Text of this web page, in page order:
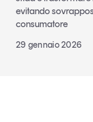
evitando
consumatore
29 gennaio 2026